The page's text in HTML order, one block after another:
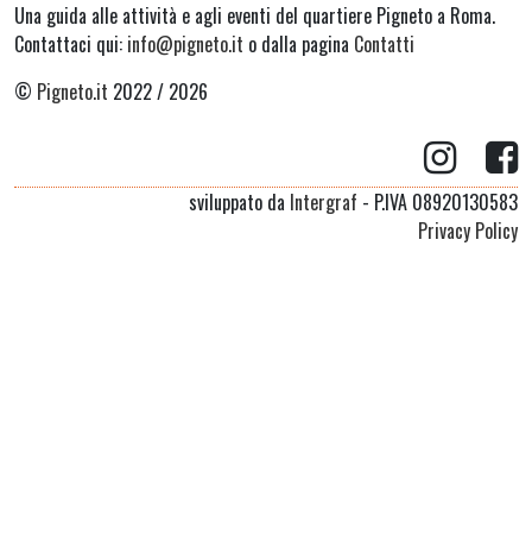
Una guida alle attività e agli eventi del quartiere Pigneto a Roma.
Contattaci qui: info@pigneto.it o dalla pagina Contatti
© Pigneto.it 2022 / 2026
sviluppato da Intergraf - P.IVA 08920130583
Privacy Policy